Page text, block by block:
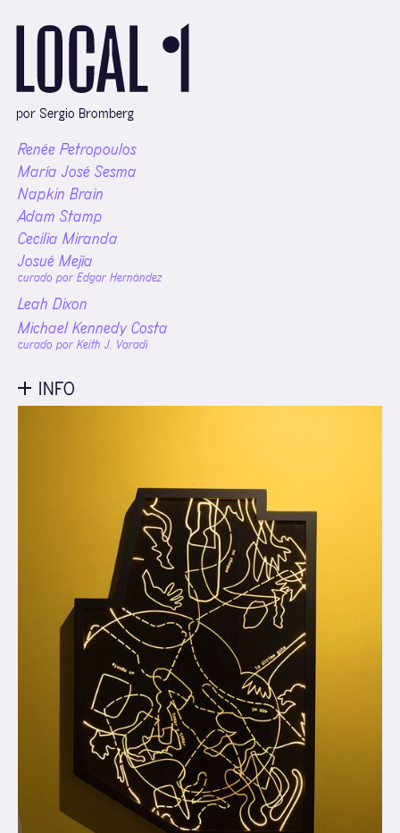
por Sergio Bromberg
Renée Petropoulos
María José Sesma
Napkin Brain
Adam Stamp
Cecilia Miranda
Josué Mejía
curado por Edgar Hernández
Leah Dixon
Michael Kennedy Costa
curado por Keith J. Varadi
INFO